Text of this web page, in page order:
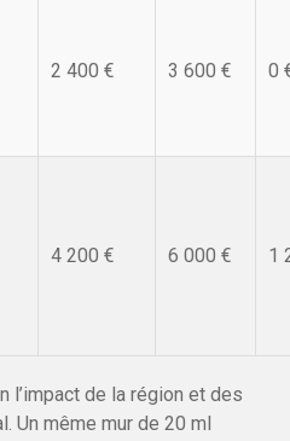
2 400 € 3 600 € 0
4 200 € 6 000 € 1
de la région et des
Un même mur de 20 ml